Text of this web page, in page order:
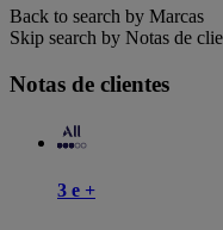
Back to search by Marcas
Skip search by Notas de
Notas de clientes
3 e +